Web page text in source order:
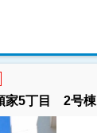
家5丁目 2号棟